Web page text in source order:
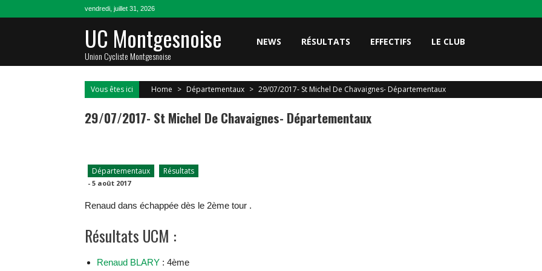
vendredi, juillet 31, 2026
UC Montgesnoise
Union Cycliste Montgesnoise
NEWS RÉSULTATS EFFECTIFS LE CLUB
Vous êtes ici Home > Départementaux > 29/07/2017- St Michel De Chavaignes- Départementaux
29/07/2017- St Michel De Chavaignes- Départementaux
Départementaux Résultats
- 5 août 2017
Renaud dans échappée dès le 2ème tour .
Résultats UCM :
Renaud BLARY : 4ème